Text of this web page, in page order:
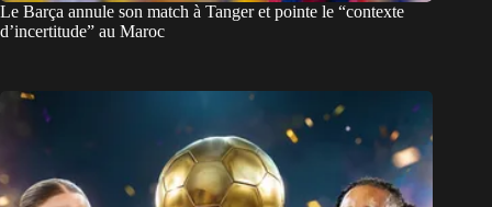
Le Barça annule son match à Tanger et pointe le “contexte
d’incertitude” au Maroc